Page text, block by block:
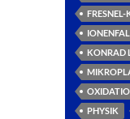
KONRAD
PHYSIK